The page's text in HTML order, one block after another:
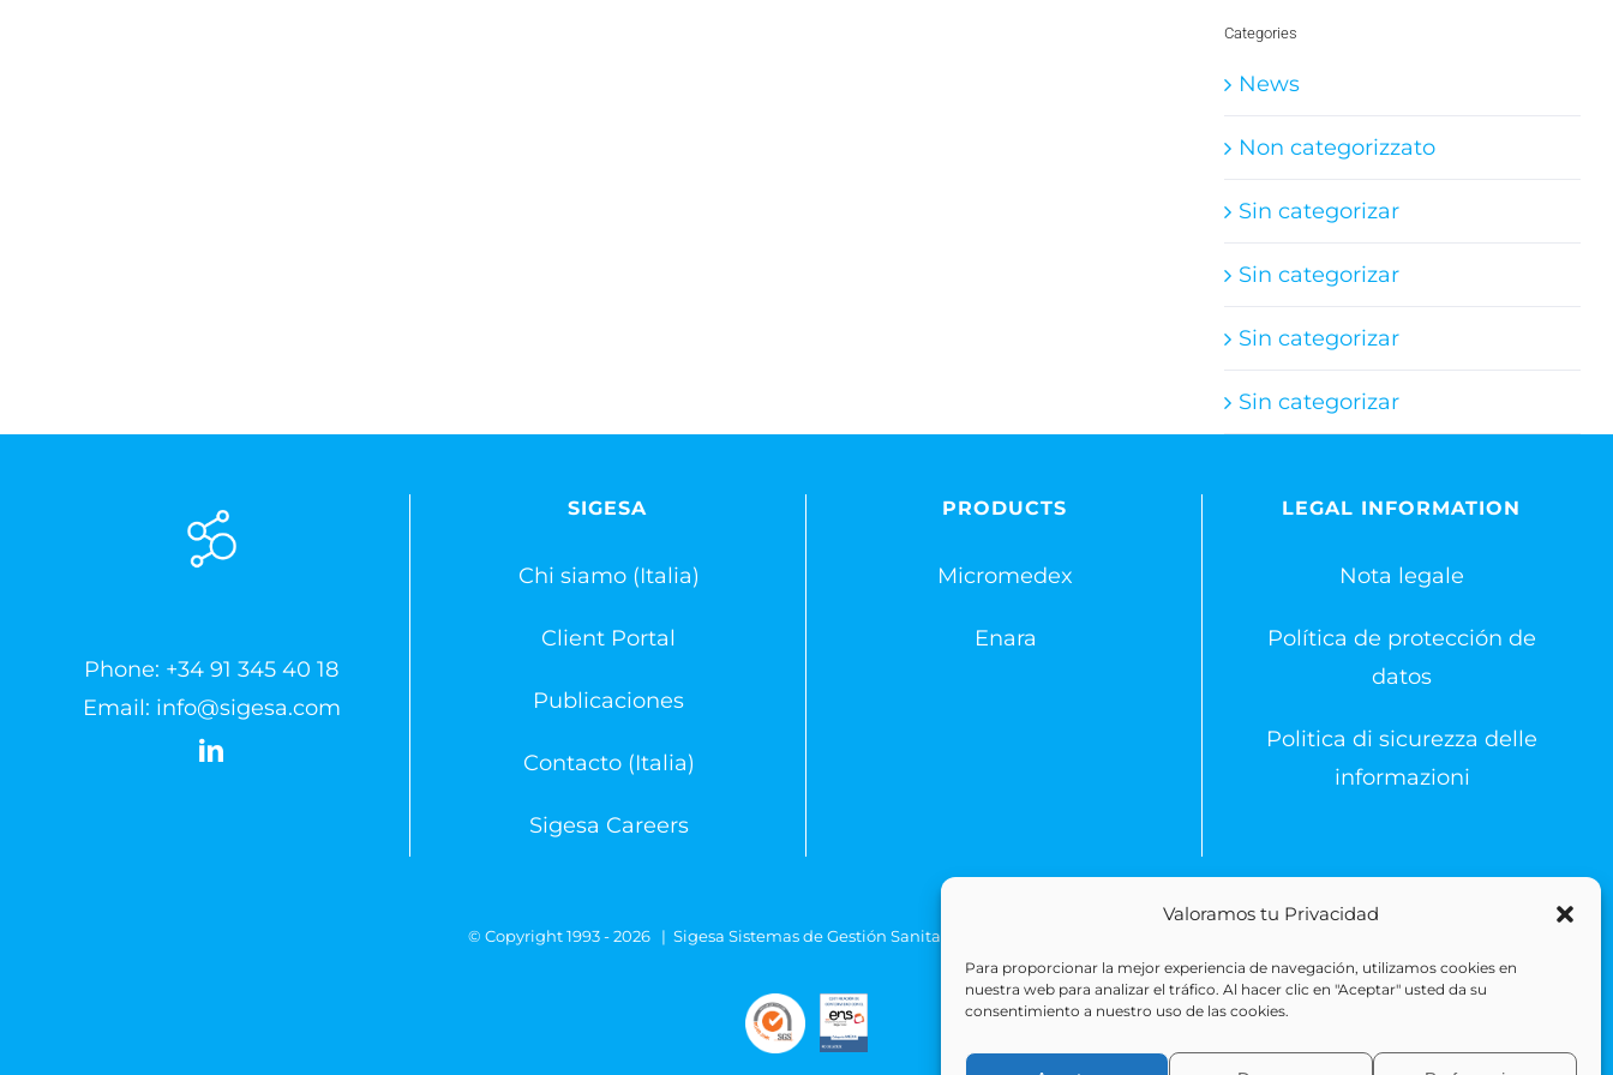
Valoramos tu Privacidad
Para proporcionar la mejor experiencia de navegación, utilizamos cookies en
nuestra web para analizar el tráfico. Al hacer clic en "Aceptar" usted da su
consentimiento a nuestro uso de las cookies.
Categories
News
Non categorizzato
Sin categorizar
Sin categorizar
Sin categorizar
Sin categorizar
Phone: +34 91 345 40 18
Email: info@sigesa.com
SIGESA
Chi siamo (Italia)
Client Portal
Publicaciones
Contacto (Italia)
Sigesa Careers
PRODUCTS
Micromedex
Enara
LEGAL INFORMATION
Nota legale
Política de protección de
datos
Politica di sicurezza delle
informazioni
© Copyright 1993 -2026 | Sigesa Sistemas de Gestión Sanitaria | All Rights Reserved